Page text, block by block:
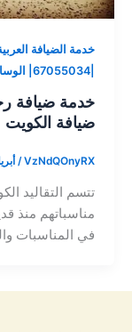
خدمة الضيافة العربية
ضيافة الكويت
VzNdQOnyRX
/ أبريل 3,
تتسم التقاليد
مناسباتهم منذ
في المناسبات